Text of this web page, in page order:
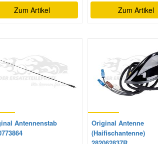
Zum Artikel Zum Artikel
Antennenstab
Original Antenne
(Haifischantenne)